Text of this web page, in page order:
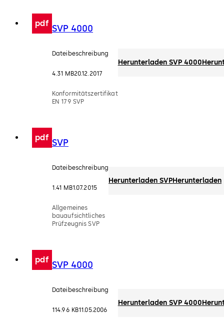
pdf SVP 4000
Dateibeschreibung
4.31 MB20.12.2017
Konformitätszertifikat
EN 179 SVP
Herunterladen SVP 4000
pdf SVP
Dateibeschreibung
1.41 MB1.07.2015
Allgemeines
bauaufsichtliches
Prüfzeugnis SVP
Herunterladen SVPHerunterladen
pdf SVP 4000
Dateibeschreibung
114.96 KB11.05.2006
Herunterladen SVP 4000